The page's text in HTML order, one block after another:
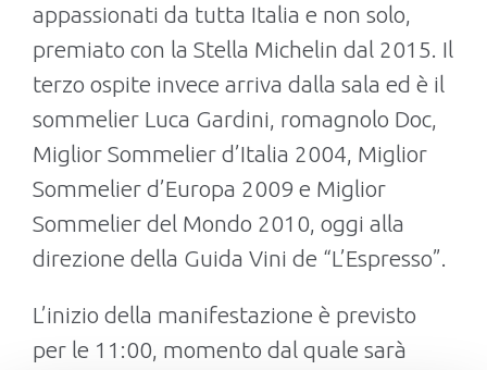
appassionati da tutta Italia e non solo,
premiato con la Stella Michelin dal 2015. Il
terzo ospite invece arriva dalla sala ed è il
sommelier Luca Gardini, romagnolo Doc,
Miglior Sommelier d’Italia 2004, Miglior
Sommelier d’Europa 2009 e Miglior
Sommelier del Mondo 2010, oggi alla
direzione della Guida Vini de “L’Espresso”.
L’inizio della manifestazione è previsto
per le 11:00, momento dal quale sarà